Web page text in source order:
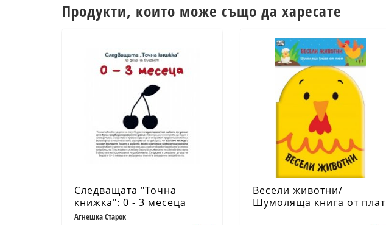
Продукти, които може също да харесате
Следващата "Точна
книжка": 0 - 3 месеца
Агнешка Старок
Весели животни/
Шумоляща книга от плат